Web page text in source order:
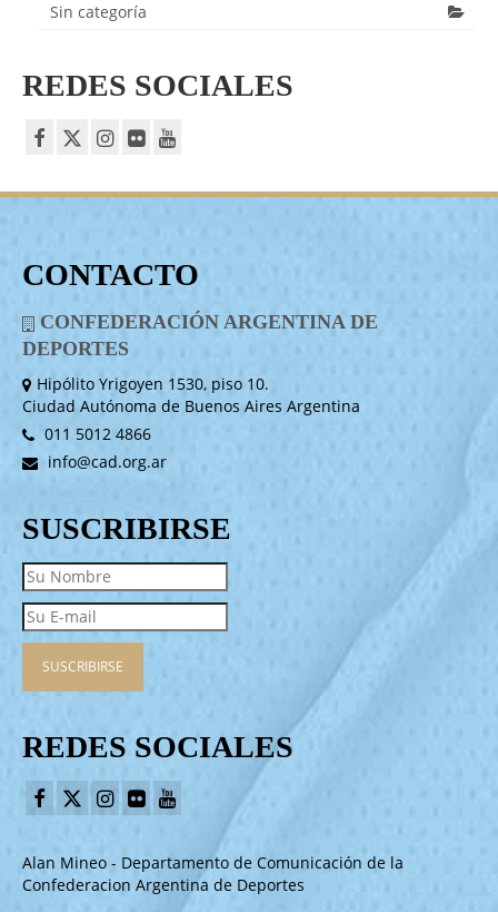
Sin categoría
REDES SOCIALES
CONTACTO
CONFEDERACIÓN ARGENTINA DE
DEPORTES
Hipólito Yrigoyen 1530, piso 10.
Ciudad Autónoma de Buenos Aires Argentina
011 5012 4866
info@cad.org.ar
SUSCRIBIRSE
REDES SOCIALES
Alan Mineo - Departamento de Comunicación de la
Confederacion Argentina de Deportes